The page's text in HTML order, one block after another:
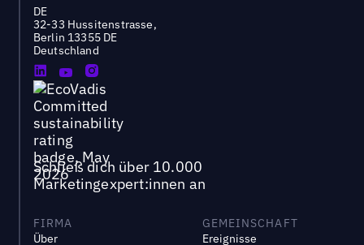
DE
32-33 Hussitenstrasse,
Berlin 13355 DE
Deutschland
Schließ dich über 10.000
Marketingexpert:innen an
FIRMA
Über
GEMEINSCHAFT
Ereignisse